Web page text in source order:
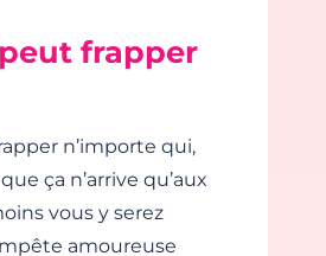
frapper
n’importe qui,
ça n’arrive qu’aux
vous y serez
amoureuse